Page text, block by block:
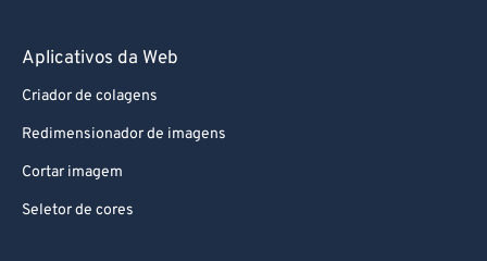
Aplicativos da Web
Criador de colagens
Redimensionador de imagens
Cortar imagem
Seletor de cores